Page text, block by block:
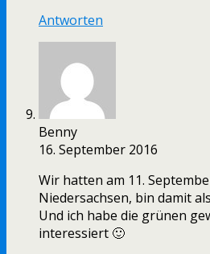
Antworten
Benny
16. September 2016
Wir hatten am 11.
Niedersachsen, bin damit
Und ich habe die grünen
interessiert 🙂